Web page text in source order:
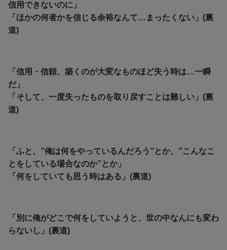
信用できないのに」
「ほかの何者かを信じる余裕なんて…まったくない」(裏
道)
「信用・信頼、築くのが大変なものほど失う時は…一瞬
だ」
「そして、一度失ったものを取り戻すことは難しい」(裏
道)
「ふと、”俺は何をやっているんだろう”とか、”こんなこ
とをしている場合なのか”とか」
「何をしていても思う時はある」(裏道)
「別に俺がどこで何をしていようと、世の中なんにも変わ
らないし」(裏道)